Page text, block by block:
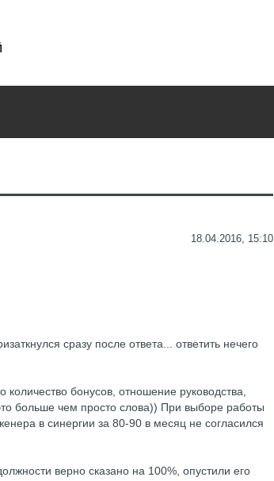
18.04.2016, 15:10
сразу после ответа... ответить нечего
бонусов, отношение руководства,
больше чем просто слова)) При выборе работы
в синергии за 80-90 в месяц не согласился
верно сказано на 100%, опустили его